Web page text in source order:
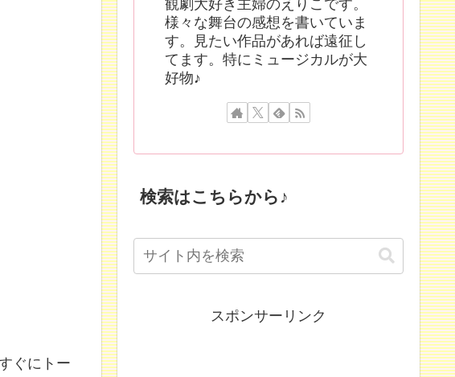
ぐにトー
観劇大好き主婦のえりこです。
様々な舞台の感想を書いていま
す。見たい作品があれば遠征し
てます。特にミュージカルが大
好物♪
検索はこちらから♪
スポンサーリンク